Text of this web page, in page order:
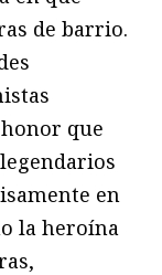
de barrio.
que
en
la heroína